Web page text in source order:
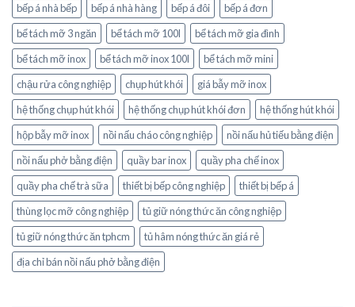
bếp á nhà bếp
bếp á nhà hàng bếp á đôi
bếp á đơn
bể tách mỡ 3 ngăn
bể tách mỡ 100l
bể tách mỡ gia đình
bể tách mỡ inox
bể tách mỡ inox 100l
bể tách mỡ mini
chậu rửa công nghiệp
chụp hút khói
giá bẫy mỡ inox
hệ thống chụp hút khói
hệ thống chụp hút khói đơn
hệ thống hút khói
hộp bẫy mỡ inox
nồi nấu cháo công nghiệp
nồi nấu hủ tiếu bằng điện
nồi nấu phở bằng điện
quầy bar inox
quầy pha chế inox
quầy pha chế trà sữa
thiết bị bếp công nghiệp
thiết bị bếp á
thùng lọc mỡ công nghiệp
tủ giữ nóng thức ăn công nghiệp
tủ giữ nóng thức ăn tphcm
tủ hâm nóng thức ăn giá rẻ
địa chỉ bán nồi nấu phở bằng điện